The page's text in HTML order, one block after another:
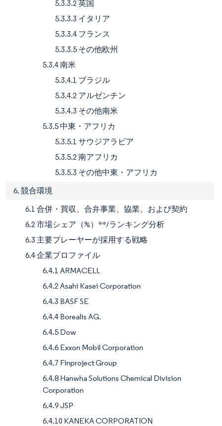
5.3.3.2 英国
5.3.3.3 イタリア
5.3.3.4 フランス
5.3.3.5 その他欧州
5.3.4 南米
5.3.4.1 ブラジル
5.3.4.2 アルゼンチン
5.3.4.3 その他南米
5.3.5 中東・アフリカ
5.3.5.1 サウジアラビア
5.3.5.2 南アフリカ
5.3.5.3 その他中東・アフリカ
6. 競合環境
6.1 合併・買収、合弁事業、協業、および契約
6.2 市場シェア（%）**/ランキング分析
6.3 主要プレーヤーが採用する戦略
6.4 企業プロファイル
6.4.1 ARMACELL
6.4.2 Asahi Kasei Corporation
6.4.3 BASF SE
6.4.4 Borealis AG.
6.4.5 Dow
6.4.6 Exxon Mobil Corporation
6.4.7 Finproject Group
6.4.8 Hanwha Solutions Chemical Division
Corporation
6.4.9 JSP
6.4.10 KANEKA CORPORATION